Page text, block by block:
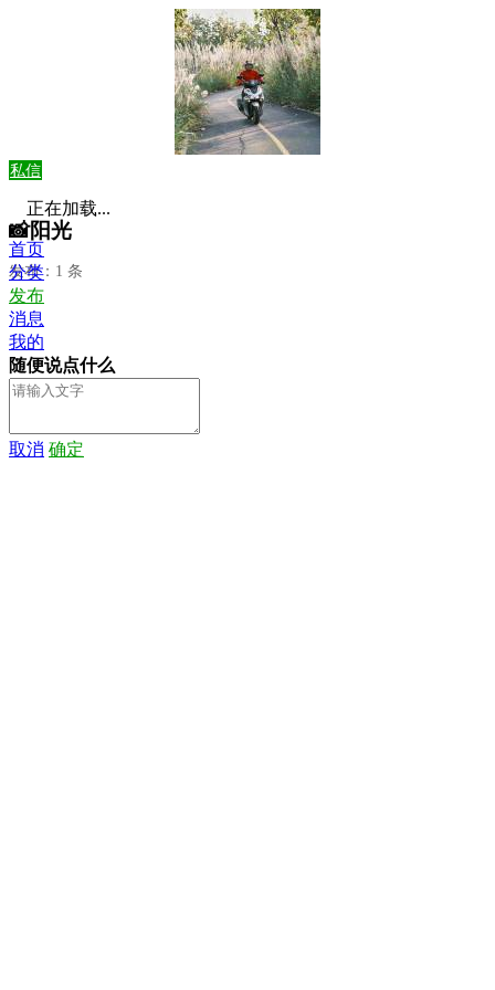
私信
📸阳光
发布：1 条
正在加载...
首页
分类
发布
消息
我的
随便说点什么
取消 确定